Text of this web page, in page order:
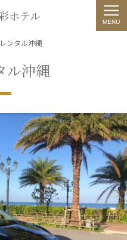
ホテル
ンタル沖縄
ル沖縄